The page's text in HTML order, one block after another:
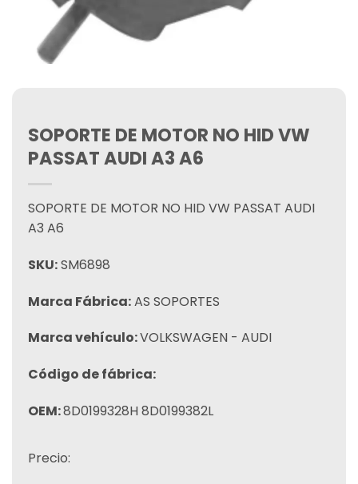
SOPORTE DE MOTOR NO HID VW
PASSAT AUDI A3 A6
SOPORTE DE MOTOR NO HID VW PASSAT AUDI
A3 A6
SKU:SM6898
Marca Fábrica:AS SOPORTES
Marca vehículo:VOLKSWAGEN - AUDI
Código de fábrica:
OEM:8D0199328H 8D0199382L
Precio: